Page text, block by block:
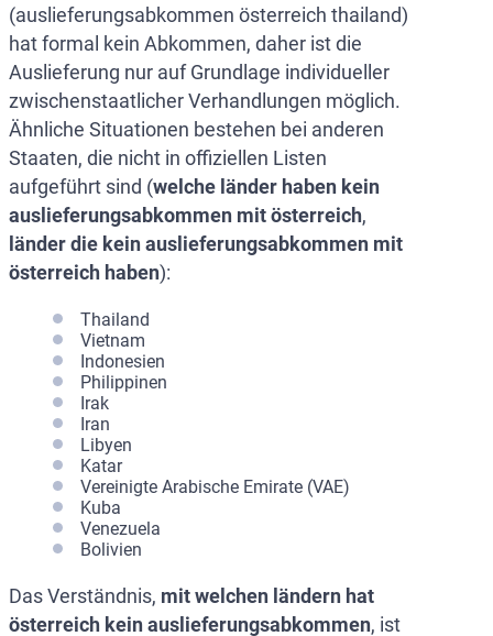
(auslieferungsabkommen österreich thailand)
hat formal kein Abkommen, daher ist die
Auslieferung nur auf Grundlage individueller
zwischenstaatlicher Verhandlungen möglich.
Ähnliche Situationen bestehen bei anderen
Staaten, die nicht in offiziellen Listen
aufgeführt sind (welche länder haben kein
auslieferungsabkommen mit österreich,
länder die kein auslieferungsabkommen mit
österreich haben):
Thailand
Vietnam
Indonesien
Philippinen
Irak
Iran
Libyen
Katar
Vereinigte Arabische Emirate (VAE)
Kuba
Venezuela
Bolivien
Das Verständnis, mit welchen ländern hat
österreich kein auslieferungsabkommen, ist